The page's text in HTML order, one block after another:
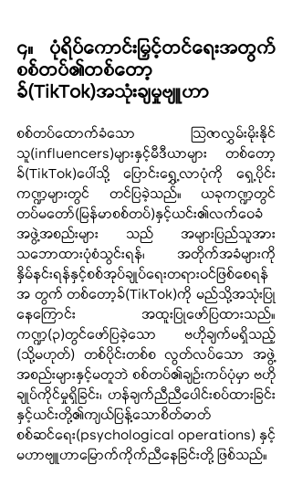
၄။ ပုံရိပ်ကောင်းမြှင့်တင်ရေးအတွက်
စစ်တပ်၏တစ်တော့
ခ်(TikTok)အသုံးချမှုဗျူဟာ
စစ်တပ်ထောက်ခံသော သြဇာလွှမ်းမိုးနိုင်
သူ(influencers)များနှင့်မီဒီယာများ တစ်တော့
ခ်(TikTok)ပေါ်သို့ ပြောင်းရွှေ့လာပုံကို ရှေ့ပိုင်း
ကဏ္ဍများတွင် တင်ပြခဲ့သည်။ ယခုကဏ္ဍတွင်
တပ်မတော်(မြန်မာစစ်တပ်)နှင့်ယင်း၏လက်ဝေခံ
အဖွဲ့အစည်းများ သည် အများပြည်သူအား
သဘောထားပုံစံသွင်းရန်၊ အတိုက်အခံများကို
နှိမ်နင်းရန်နှင့်စစ်အုပ်ချုပ်ရေးတရားဝင်ဖြစ်စေရန်
အ တွက် တစ်တော့ခ်(TikTok)ကို မည်သို့အသုံးပြု
နေကြောင်း အထူးပြုဖော်ပြထားသည်။
ကဏ္ဍ(၃)တွင်ဖော်ပြခဲ့သော ဗဟိုချက်မရှိသည့်
(သို့မဟုတ်) တစ်ပိုင်းတစ်စ လွတ်လပ်သော အဖွဲ့
အစည်းများနှင့်မတူဘဲ စစ်တပ်၏ချဉ်းကပ်ပုံမှာ ဗဟို
ချုပ်ကိုင်မှုရှိခြင်း၊ ဟန်ချက်ညီညီပေါင်းစပ်ထားခြင်း
နှင့်ယင်းတို့၏ကျယ်ပြန့်သောစိတ်ဓာတ်
စစ်ဆင်ရေး(psychological operations) နှင့်
မဟာဗျူဟာမြောက်ကိုက်ညီနေခြင်းတို့ ဖြစ်သည်။